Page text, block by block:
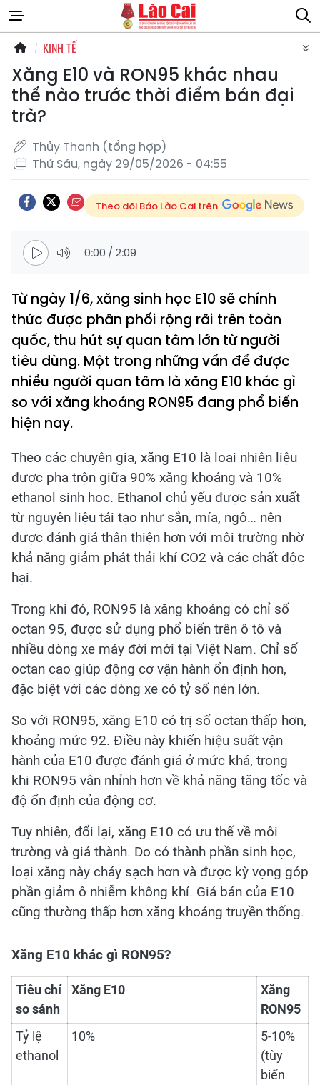
KINH TẾ
Xăng E10 và RON95 khác nhau
thế nào trước thời điểm bán đại
trà?
Thủy Thanh (tổng hợp)
Thứ Sáu, ngày 29/05/2026 - 04:55
Theo dõi Báo Lào Cai trên
0:00 / 2:09
Từ ngày 1/6, xăng sinh học E10 sẽ chính
thức được phân phối rộng rãi trên toàn
quốc, thu hút sự quan tâm lớn từ người
tiêu dùng. Một trong những vấn đề được
nhiều người quan tâm là xăng E10 khác gì
so với xăng khoáng RON95 đang phổ biến
hiện nay.
Theo các chuyên gia, xăng E10 là loại nhiên liệu
được pha trộn giữa 90% xăng khoáng và 10%
ethanol sinh học. Ethanol chủ yếu được sản xuất
từ nguyên liệu tái tạo như sắn, mía, ngô… nên
được đánh giá thân thiện hơn với môi trường nhờ
khả năng giảm phát thải khí CO2 và các chất độc
hại.
Trong khi đó, RON95 là xăng khoáng có chỉ số
octan 95, được sử dụng phổ biến trên ô tô và
nhiều dòng xe máy đời mới tại Việt Nam. Chỉ số
octan cao giúp động cơ vận hành ổn định hơn,
đặc biệt với các dòng xe có tỷ số nén lớn.
So với RON95, xăng E10 có trị số octan thấp hơn,
khoảng mức 92. Điều này khiến hiệu suất vận
hành của E10 được đánh giá ở mức khá, trong
khi RON95 vẫn nhỉnh hơn về khả năng tăng tốc và
độ ổn định của động cơ.
Tuy nhiên, đổi lại, xăng E10 có ưu thế về môi
trường và giá thành. Do có thành phần sinh học,
loại xăng này cháy sạch hơn và được kỳ vọng góp
phần giảm ô nhiễm không khí. Giá bán của E10
cũng thường thấp hơn xăng khoáng truyền thống.
Xăng E10 khác gì RON95?
Tiêu chí
so sánh
Xăng E10
Xăng
RON95
Tỷ lệ
ethanol
10%
5-10%
(tùy
biến